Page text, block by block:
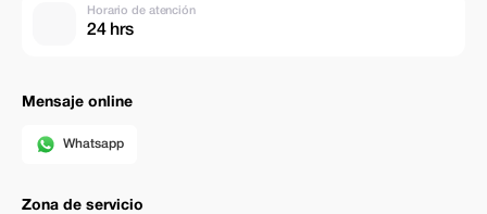
Horario de atención
24 hrs
Mensaje online
Whatsapp
Zona de servicio